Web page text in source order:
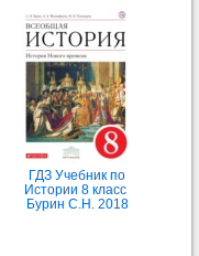
ГДЗ Учебник по
Истории 8 класс
Бурин С.Н. 2018